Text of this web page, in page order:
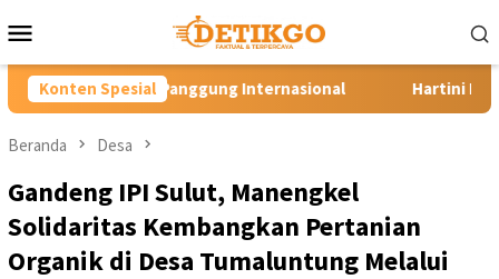
ke
Mobile
Konten Spesial
Internasional Hartini Ngadiorejo Pacu Transformasi
Beranda Desa
Gandeng IPI Sulut, Manengkel
Solidaritas Kembangkan Pertanian
Organik di Desa Tumaluntung Melalui